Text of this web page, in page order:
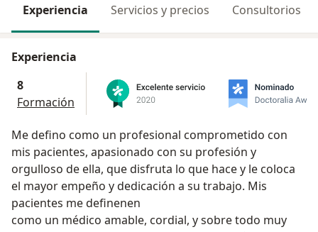
Experiencia Servicios y precios Consultorios
Experiencia
8
Formación
Me defino como un profesional comprometido con
mis pacientes, apasionado con su profesión y
orgulloso de ella, que disfruta lo que hace y le coloca
el mayor empeño y dedicación a su trabajo. Mis
pacientes me definenen
como un médico amable, cordial, y sobre todo muy